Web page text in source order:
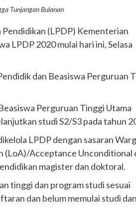
Tunjangan Bulanan
Pendidikan (LPDP) Kementerian
LPDP 2020 mulai hari ini, Selasa
dan Beasiswa Perguruan
Perguruan Tinggi Utama
studi S2/S3 pada tahun
LPDP dengan sasaran
(LoA)/Acceptance Unconditional
magister dan doktoral.
tinggi dan program studi sesuai
dan belum memulai studi dan